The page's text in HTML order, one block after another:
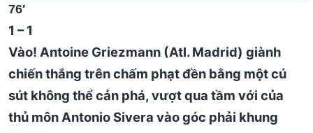
76′
1 – 1
Vào! Antoine Griezmann (Atl. Madrid) giành
chiến thắng trên chấm phạt đền bằng một cú
sút không thể cản phá, vượt qua tầm với của
thủ môn Antonio Sivera vào góc phải khung